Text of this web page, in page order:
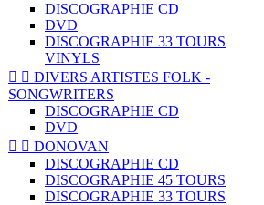
DISCOGRAPHIE CD
DVD
DISCOGRAPHIE 33 TOURS
VINYLS
  DIVERS ARTISTES FOLK -
SONGWRITERS
DISCOGRAPHIE CD
DVD
  DONOVAN
DISCOGRAPHIE CD
DISCOGRAPHIE 45 TOURS
DISCOGRAPHIE 33 TOURS